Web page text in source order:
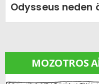
Odysseus neden
MOZOTROS